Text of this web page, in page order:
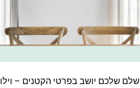
שלכם יושב בפרטי הקטנים –